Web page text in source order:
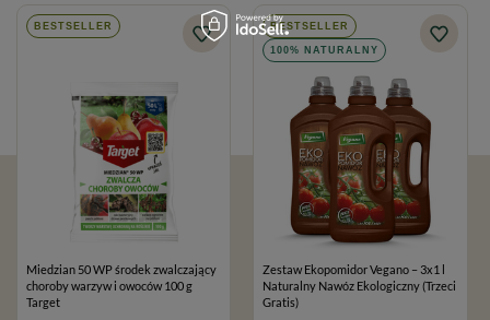
BESTSELLER
Miedzian 50 WP środek zwalczający
choroby warzyw i owoców 100 g
Target
BESTSELLER
100% NATURALNY
Zestaw Ekopomidor Vegano – 3x1 l
Naturalny Nawóz Ekologiczny (Trzeci
Gratis)